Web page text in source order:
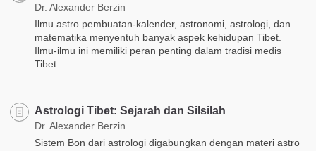
Dr. Alexander Berzin
Ilmu astro pembuatan-kalender, astronomi, astrologi, dan
matematika menyentuh banyak aspek kehidupan Tibet.
Ilmu-ilmu ini memiliki peran penting dalam tradisi medis
Tibet.
Astrologi Tibet: Sejarah dan Silsilah
Dr. Alexander Berzin
Sistem Bon dari astrologi digabungkan dengan materi astro